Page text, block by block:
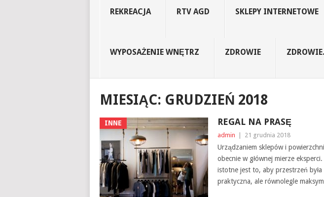
REKREACJA RTV AGD SKLEPY INTERNETOWE
WYPOSAŻENIE WNĘTRZ ZDROWIE
MIESIĄC: GRUDZIEŃ 2018
INNE REGAL NA PRASĘ
admin 21 grudnia 2018
Urządzaniem sklepów i
obecnie w głównej mierze
istotne jest to, aby przestrzeń
praktyczna, ale równolegle